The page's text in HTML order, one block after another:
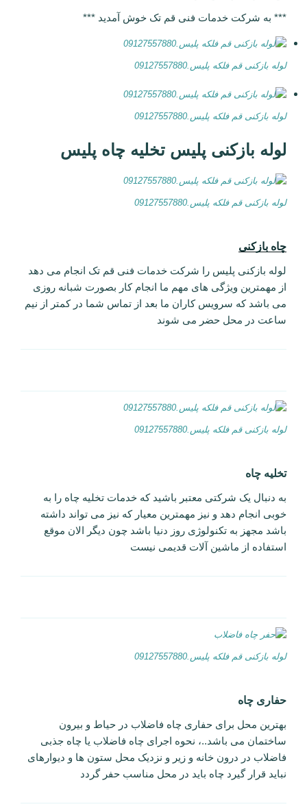
*** به شرکت خدمات فنی قم تک خوش آمدید ***
لوله بازکنی قم فلکه پلیس.09127557880
لوله بازکنی قم فلکه پلیس.09127557880
لوله بازکنی پلیس تخلیه چاه پلیس
لوله بازکنی قم فلکه پلیس.09127557880
چاه بازکنی
لوله بازکنی پلیس را شرکت خدمات فنی قم تک انجام می دهد
از مهمترین ویژگی های مهم ما انجام کار بصورت شبانه روزی
می باشد که سرویس کاران ما بعد از تماس شما در کمتر از نیم
ساعت در محل حضر می شوند
لوله بازکنی قم فلکه پلیس.09127557880
تخلیه چاه
به دنبال یک شرکتی معتبر باشید که خدمات تخلیه چاه را به
خوبی انجام دهد و نیز مهمترین معیار که نیز می تواند داشته
باشد مجهز به تکنولوژی روز دنیا باشد چون دیگر الان موقع
استفاده از ماشین آلات قدیمی نیست
لوله بازکنی قم فلکه پلیس.09127557880
حفاری چاه
بهترین محل برای حفاری چاه فاضلاب در حیاط و بیرون
ساختمان می باشد..، نحوه اجرای چاه فاضلاب یا چاه جذبی
فاضلاب در درون خانه و زیر و نزدیک محل ستون ها و دیوارهای
نباید قرار گیرد چاه باید در محل مناسب حفر گردد